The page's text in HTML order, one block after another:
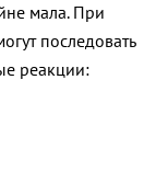
мала. При
последовать
реакции: